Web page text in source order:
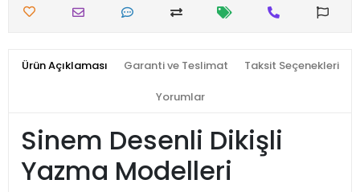
Ürün Açıklaması Garanti ve Teslimat Taksit Seçenekleri
Yorumlar
Sinem Desenli Dikişli
Yazma Modelleri